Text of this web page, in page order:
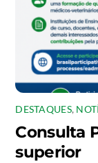
DESTAQUES,
Consulta
superior